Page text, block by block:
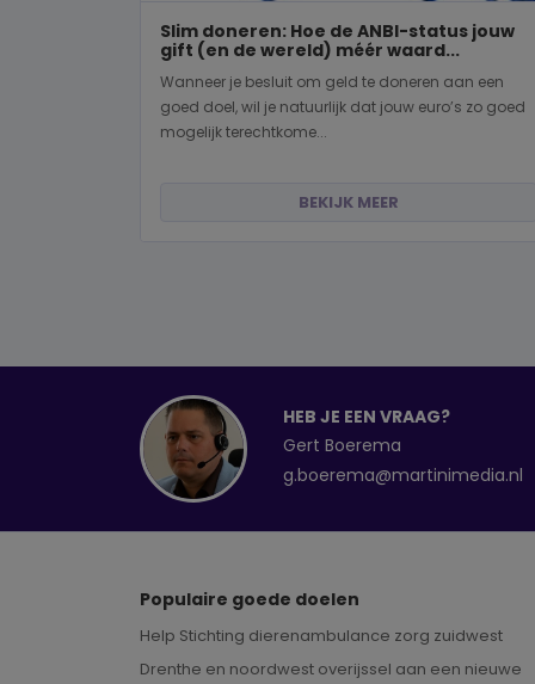
Slim doneren: Hoe de ANBI-status jouw
gift (en de wereld) méér waard...
Wanneer je besluit om geld te doneren aan een
goed doel, wil je natuurlijk dat jouw euro’s zo goed
mogelijk terechtkome...
BEKIJK MEER
HEB JE EEN VRAAG?
Gert Boerema
g.boerema@martinimedia.nl
Populaire goede doelen
Help Stichting dierenambulance zorg zuidwest
Drenthe en noordwest overijssel aan een nieuwe